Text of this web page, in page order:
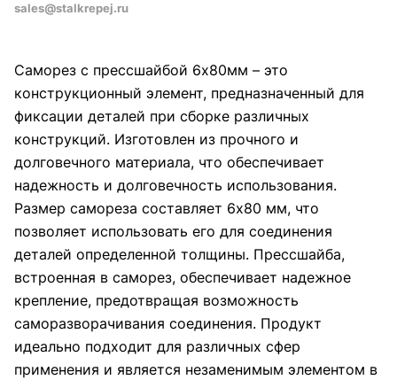
sales@stalkrepej.ru
Саморез с прессшайбой 6х80мм – это
конструкционный элемент, предназначенный для
фиксации деталей при сборке различных
конструкций. Изготовлен из прочного и
долговечного материала, что обеспечивает
надежность и долговечность использования.
Размер самореза составляет 6х80 мм, что
позволяет использовать его для соединения
деталей определенной толщины. Прессшайба,
встроенная в саморез, обеспечивает надежное
крепление, предотвращая возможность
саморазворачивания соединения. Продукт
идеально подходит для различных сфер
применения и является незаменимым элементом в